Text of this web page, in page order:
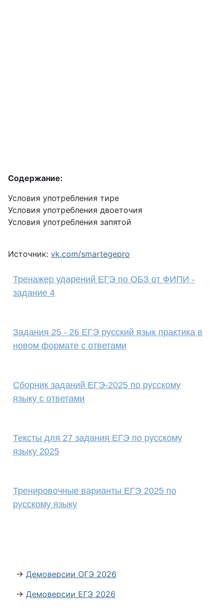
Содержание:
Условия употребления тире
Условия употребления двоеточия
Условия употребления запятой
Источник: vk.com/smartegepro
Тренажер ударений ЕГЭ по ОБЗ от ФИПИ -
задание 4
Задания 25 - 26 ЕГЭ русский язык практика в
новом формате с ответами
Сборник заданий ЕГЭ-2025 по русскому
языку с ответами
Тексты для 27 задания ЕГЭ по русскому
языку 2025
Тренировочные варианты ЕГЭ 2025 по
русскому языку
→ Демоверсии ОГЭ 2026
→ Демоверсии ЕГЭ 2026